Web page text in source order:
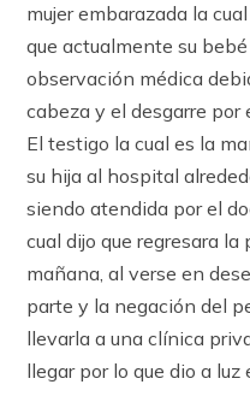
mujer embarazada la
que actualmente su
observación médica
cabeza y el desgarre por
El testigo la cual es la
su hija al hospital
siendo atendida por el
cual dijo que regresara
mañana, al verse en
parte y la negación del
llevarla a una clínica
llegar por lo que dio a luz